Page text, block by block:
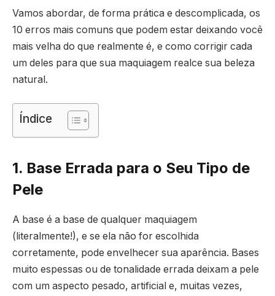
Vamos abordar, de forma prática e descomplicada, os
10 erros mais comuns que podem estar deixando você
mais velha do que realmente é, e como corrigir cada
um deles para que sua maquiagem realce sua beleza
natural.
Índice
1. Base Errada para o Seu Tipo de
Pele
A base é a base de qualquer maquiagem
(literalmente!), e se ela não for escolhida
corretamente, pode envelhecer sua aparência. Bases
muito espessas ou de tonalidade errada deixam a pele
com um aspecto pesado, artificial e, muitas vezes,